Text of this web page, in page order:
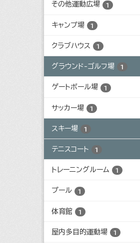
その他運動広場 1
キャンプ場 1
クラブハウス 1
グラウンド-ゴルフ場 1
ゲートボール場 1
サッカー場 1
スキー場 1
テニスコート 1
トレーニングルーム 1
プール 1
体育館 1
屋内多目的運動場 1